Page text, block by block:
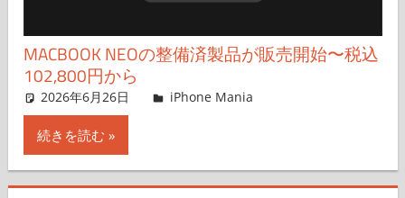
MACBOOK NEOの整備済製品が販売開始〜税込
102,800円から
2026年6月26日 FT729
iPhone Mania
続きを読む